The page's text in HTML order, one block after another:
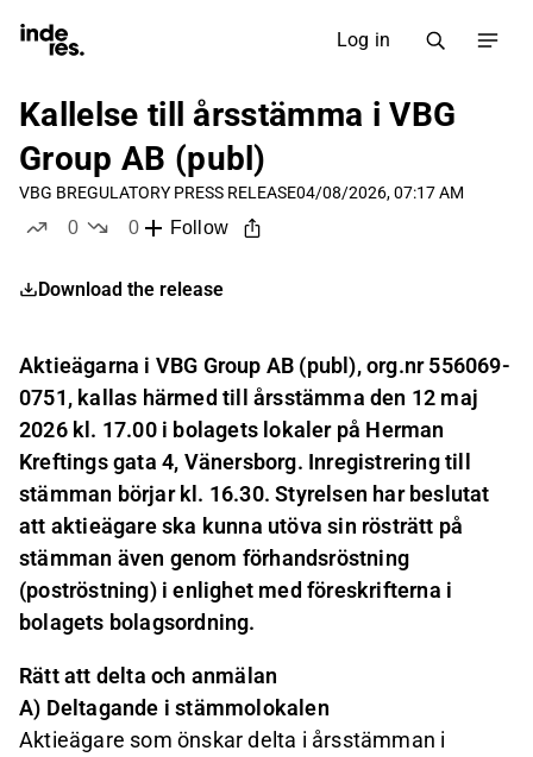
Log in
Kallelse till årsstämma i VBG
Group AB (publ)
VBG BREGULATORY PRESS RELEASE04/08/2026, 07:17 AM
0
0
Follow
Download the release
Aktieägarna i VBG Group AB (publ), org.nr 556069-
0751, kallas härmed till årsstämma den 12 maj
2026 kl. 17.00 i bolagets lokaler på Herman
Kreftings gata 4, Vänersborg. Inregistrering till
stämman börjar kl. 16.30. Styrelsen har beslutat
att aktieägare ska kunna utöva sin rösträtt på
stämman även genom förhandsröstning
(poströstning) i enlighet med föreskrifterna i
bolagets bolagsordning.
Rätt att delta och anmälan
A) Deltagande i stämmolokalen
Aktieägare som önskar delta i årsstämman i